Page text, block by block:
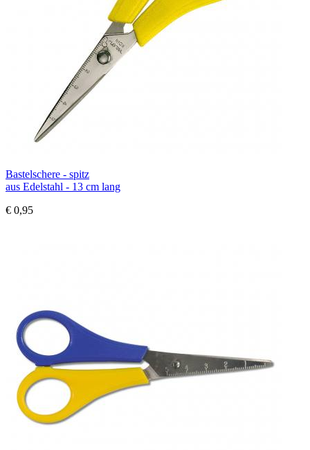
Bastelschere - spitz
aus Edelstahl - 13 cm lang
€ 0,95